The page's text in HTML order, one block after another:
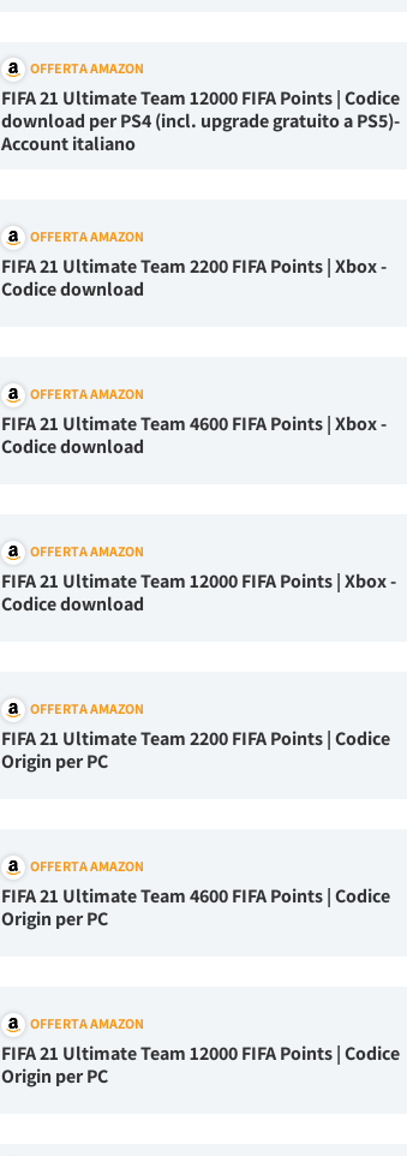
OFFERTA AMAZON
FIFA 21 Ultimate Team 12000 FIFA Points | Codice
download per PS4 (incl. upgrade gratuito a PS5)-
Account italiano
OFFERTA AMAZON
FIFA 21 Ultimate Team 2200 FIFA Points | Xbox -
Codice download
OFFERTA AMAZON
FIFA 21 Ultimate Team 4600 FIFA Points | Xbox -
Codice download
OFFERTA AMAZON
FIFA 21 Ultimate Team 12000 FIFA Points | Xbox -
Codice download
OFFERTA AMAZON
FIFA 21 Ultimate Team 2200 FIFA Points | Codice
Origin per PC
OFFERTA AMAZON
FIFA 21 Ultimate Team 4600 FIFA Points | Codice
Origin per PC
OFFERTA AMAZON
FIFA 21 Ultimate Team 12000 FIFA Points | Codice
Origin per PC